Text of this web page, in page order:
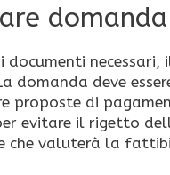
domanda
necessari,
domanda deve
proposte di
evitare il rigetto
che valuterà la